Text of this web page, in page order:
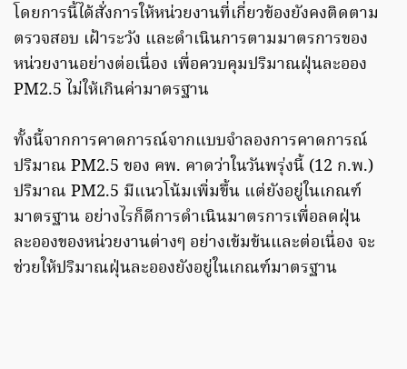
โดยการนี้ได้สั่งการให้หน่วยงานที่เกี่ยวข้องยังคงติดตาม
ตรวจสอบ เฝ้าระวัง และดำเนินการตามมาตรการของ
หน่วยงานอย่างต่อเนื่อง เพื่อควบคุมปริมาณฝุ่นละออง
PM2.5 ไม่ให้เกินค่ามาตรฐาน
ทั้งนี้จากการคาดการณ์จากแบบจำลองการคาดการณ์
ปริมาณ PM2.5 ของ คพ. คาดว่าในวันพรุ่งนี้ (12 ก.พ.)
ปริมาณ PM2.5 มีแนวโน้มเพิ่มขึ้น แต่ยังอยู่ในเกณฑ์
มาตรฐาน อย่างไรก็ดีการดำเนินมาตรการเพื่อลดฝุ่น
ละอองของหน่วยงานต่างๆ อย่างเข้มข้นและต่อเนื่อง จะ
ช่วยให้ปริมาณฝุ่นละอองยังอยู่ในเกณฑ์มาตรฐาน